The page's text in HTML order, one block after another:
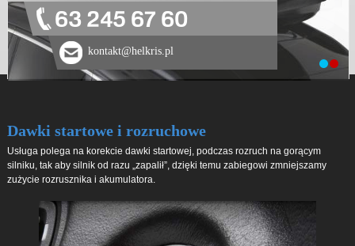
63 245 67 60
kontakt@helkris.pl
Dawki startowe i rozruchowe
Usługa polega na korekcie dawki startowej, podczas rozruch na gorącym
silniku, tak aby silnik od razu „zapalił”, dzięki temu zabiegowi zmniejszamy
zużycie rozrusznika i akumulatora.